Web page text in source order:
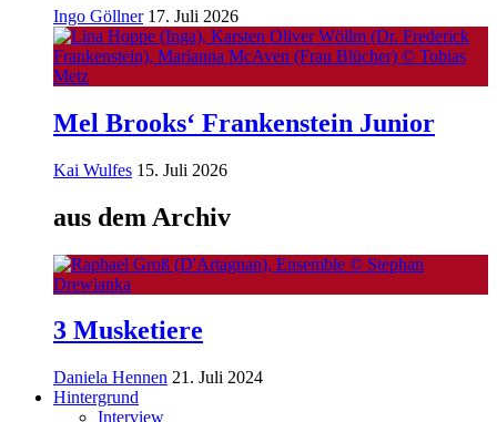
Ingo Göllner 17. Juli 2026
Mel Brooks‘ Frankenstein Junior
Kai Wulfes 15. Juli 2026
aus dem Archiv
3 Musketiere
Daniela Hennen 21. Juli 2024
Hintergrund
Interview